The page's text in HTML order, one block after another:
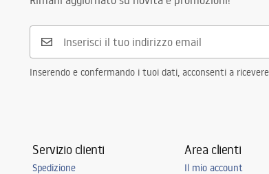
Inserendo e confermando i tuoi dati, acconsenti a
Servizio clienti
Spedizione
Area clienti
Il mio account